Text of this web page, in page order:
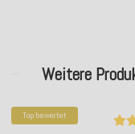
Weitere
Top bewertet